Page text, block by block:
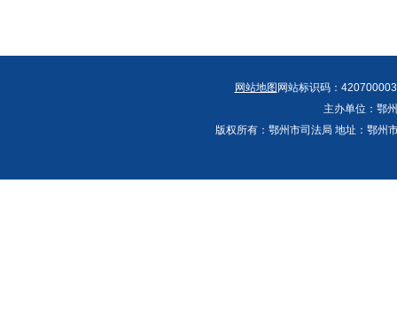
网站地图 网站标识码：
主办单位：鄂
版权所有：鄂州市司法局 地址：鄂州